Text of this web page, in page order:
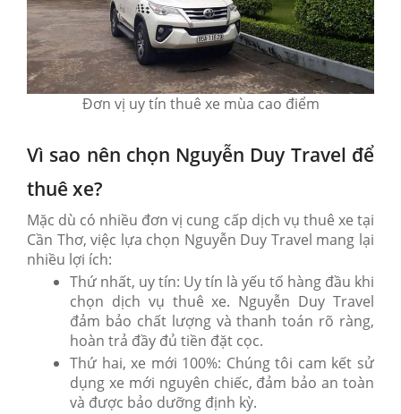
Đơn vị uy tín thuê xe mùa cao điểm
Vì sao nên chọn Nguyễn Duy Travel để
thuê xe?
Mặc dù có nhiều đơn vị cung cấp dịch vụ thuê xe tại
Cần Thơ, việc lựa chọn Nguyễn Duy Travel mang lại
nhiều lợi ích:
Thứ nhất, uy tín: Uy tín là yếu tố hàng đầu khi
chọn dịch vụ thuê xe. Nguyễn Duy Travel
đảm bảo chất lượng và thanh toán rõ ràng,
hoàn trả đầy đủ tiền đặt cọc.
Thứ hai, xe mới 100%: Chúng tôi cam kết sử
dụng xe mới nguyên chiếc, đảm bảo an toàn
và được bảo dưỡng định kỳ.